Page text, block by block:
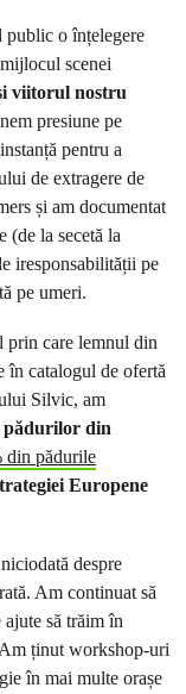
public o înțelegere
scenei
viitorul nostru
presiune pe
pentru a
de extragere de
și am documentat
(de la secetă la
iresponsabilității pe
pe umeri.
prin care lemnul din
în catalogul de ofertă
Silvic, am
pădurilor din
din pădurile
Europene
despre
Am continuat să
ajute să trăim în
ținut workshop-uri
în mai multe orașe